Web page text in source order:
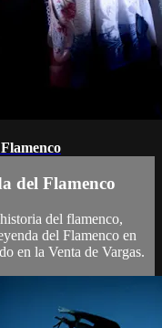
del Flamenco
del flamenco,
del Flamenco en
en la Venta de Vargas.